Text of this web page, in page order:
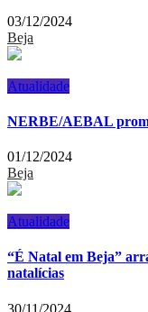
03/12/2024
Beja
Atualidade
NERBE/AEBAL
01/12/2024
Beja
Atualidade
“É Natal em Beja”
natalícias
30/11/2024